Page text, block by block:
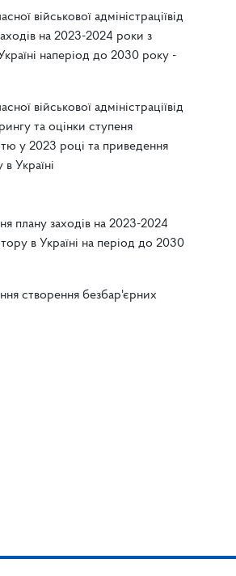
військової адміністраціївід
на 2023-2024 роки з
наперіод до 2030 року -
військової адміністраціївід
та оцінки ступеня
у 2023 році та приведення
Україні
заходів на 2023-2024
в Україні на період до 2030
створення безбар'єрних